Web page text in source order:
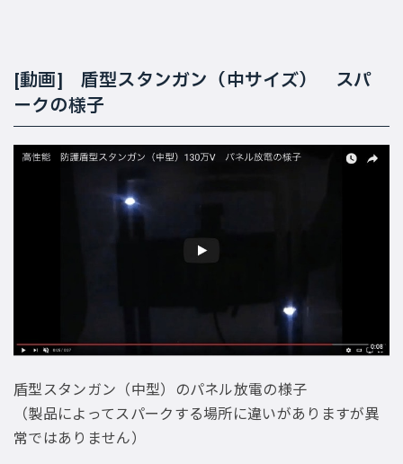
[動画] 盾型スタンガン（中サイズ） スパ
ークの様子
盾型スタンガン（中型）のパネル放電の様子
（製品によってスパークする場所に違いがありますが異
常ではありません）